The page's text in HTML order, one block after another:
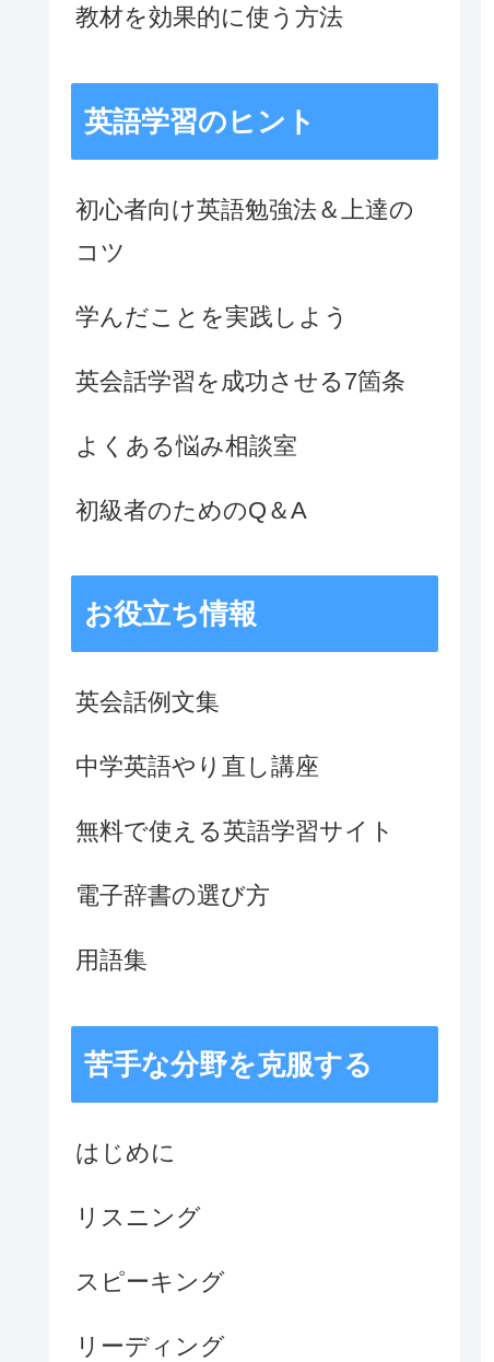
教材を効果的に使う方法
英語学習のヒント
初心者向け英語勉強法＆上達の
コツ
学んだことを実践しよう
英会話学習を成功させる7箇条
よくある悩み相談室
初級者のためのQ＆A
お役立ち情報
英会話例文集
中学英語やり直し講座
無料で使える英語学習サイト
電子辞書の選び方
用語集
苦手な分野を克服する
はじめに
リスニング
スピーキング
リーディング